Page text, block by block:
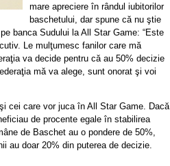
mare apreciere în rândul iubitorilor
baschetului, dar spune că nu ştie
banca Sudului la All Star Game: “Este
Le mulţumesc fanilor care mă
va decide pentru că au 50% decizie
mă va alege, sunt onorat şi voi
cei care vor juca în All Star Game. Dacă
de procente egale în stabilirea
de Baschet au o pondere de 50%,
au doar 20% din puterea de decizie.